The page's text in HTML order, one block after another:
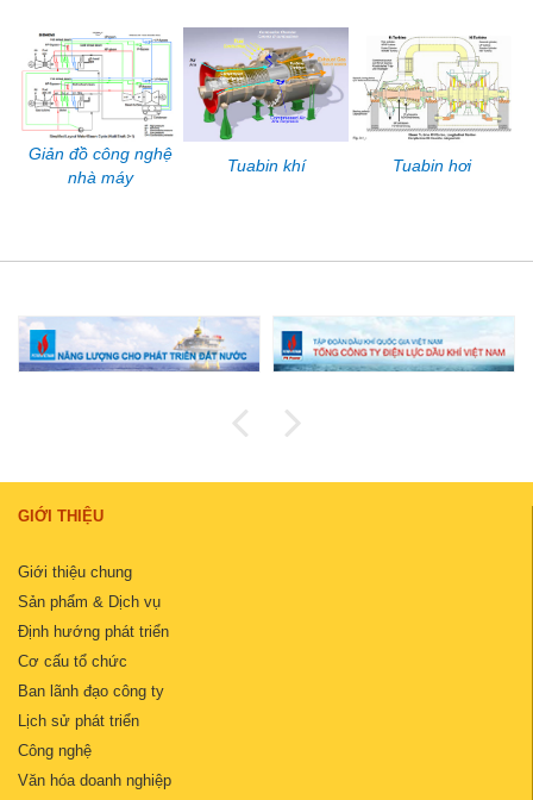
Giản đồ công nghệ
nhà máy
Tuabin khí Tuabin hơi
GIỚI THIỆU
Giới thiệu chung
Sản phẩm & Dịch vụ
Định hướng phát triển
Cơ cấu tổ chức
Ban lãnh đạo công ty
Lịch sử phát triển
Công nghệ
Văn hóa doanh nghiệp